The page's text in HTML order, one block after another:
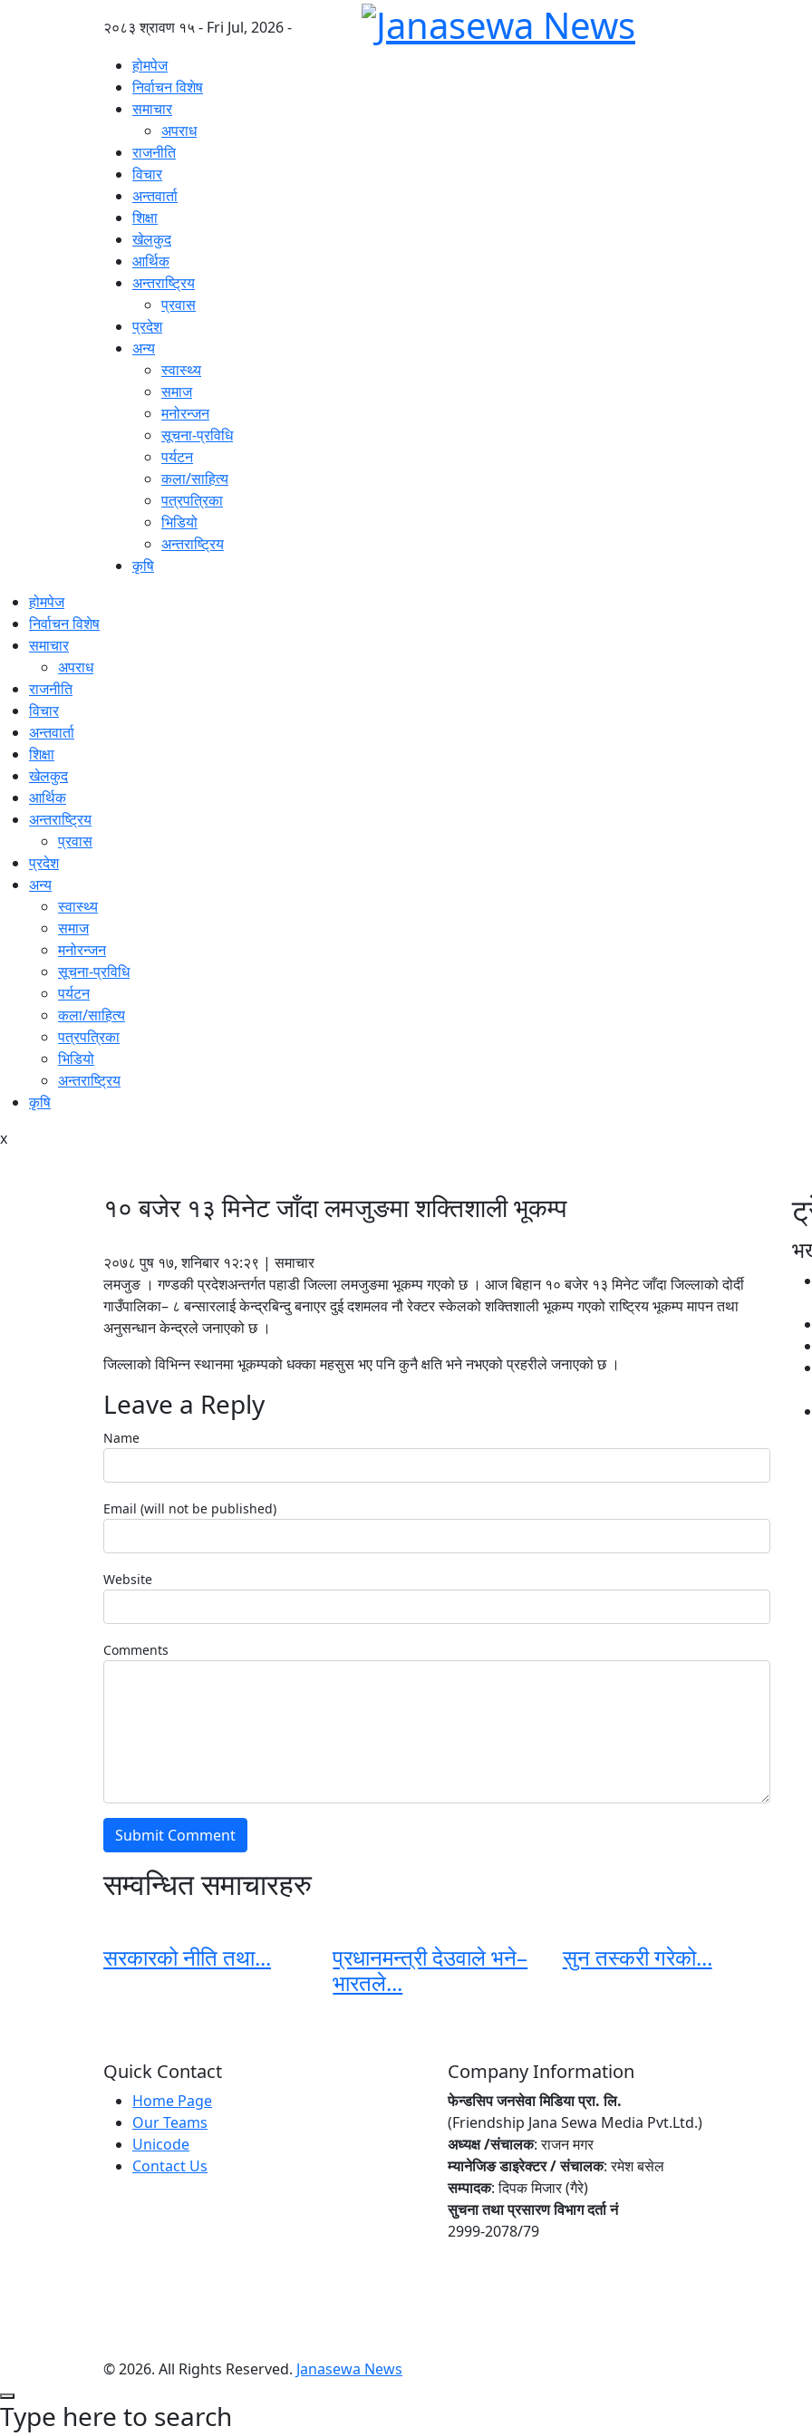
२०८३ श्रावण १५ - Fri Jul, 2026 -
होमपेज
निर्वाचन विशेष
समाचार
अपराध
राजनीति
विचार
अन्तवार्ता
शिक्षा
खेलकुद
आर्थिक
अन्तराष्ट्रिय
प्रवास
प्रदेश
अन्य
स्वास्थ्य
समाज
मनोरन्जन
सूचना-प्रविधि
पर्यटन
कला/साहित्य
पत्रपत्रिका
भिडियो
अन्तराष्ट्रिय
कृषि
होमपेज
निर्वाचन विशेष
समाचार
अपराध
राजनीति
विचार
अन्तवार्ता
शिक्षा
खेलकुद
आर्थिक
अन्तराष्ट्रिय
प्रवास
प्रदेश
अन्य
स्वास्थ्य
समाज
मनोरन्जन
सूचना-प्रविधि
पर्यटन
कला/साहित्य
पत्रपत्रिका
भिडियो
अन्तराष्ट्रिय
कृषि
x
१० बजेर १३ मिनेट जाँदा लमजुङमा शक्तिशाली भूकम्प
२०७८ पुष १७, शनिबार १२:२९ | समाचार
लमजुङ । गण्डकी प्रदेशअन्तर्गत पहाडी जिल्ला लमजुङमा भूकम्प गएको छ । आज बिहान १० बजेर १३ मिनेट जाँदा जिल्लाको दोर्दी
गाउँपालिका– ८ बन्सारलाई केन्द्रबिन्दु बनाएर दुई दशमलव नौ रेक्टर स्केलको शक्तिशाली भूकम्प गएको राष्ट्रिय भूकम्प मापन तथा
अनुसन्धान केन्द्रले जनाएको छ ।
जिल्लाको विभिन्न स्थानमा भूकम्पको धक्का महसुस भए पनि कुनै क्षति भने नभएको प्रहरीले जनाएको छ ।
Leave a Reply
Name
Email (will not be published)
Website
Comments
सम्वन्धित समाचारहरु
सरकारको नीति तथा...
प्रधानमन्त्री देउवाले भने–
भारतले...
सुन तस्करी गरेको...
Quick Contact
Home Page
Our Teams
Unicode
Contact Us
Company Information
फेन्डसिप जनसेवा मिडिया प्रा. लि.
(Friendship Jana Sewa Media Pvt.Ltd.)
अध्यक्ष /संचालक: राजन मगर
म्यानेजिङ डाइरेक्टर / संचालक: रमेश बसेल
सम्पादक: दिपक मिजार (गैरे)
सुचना तथा प्रसारण विभाग दर्ता नं
2999-2078/79
© 2026. All Rights Reserved. Janasewa News
Type here to search